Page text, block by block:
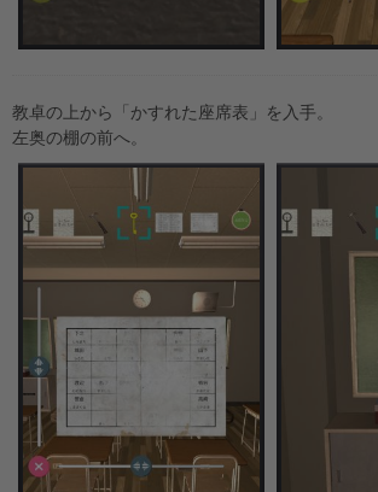
教卓の上から「かすれた座席表」を入手。
左奥の棚の前へ。